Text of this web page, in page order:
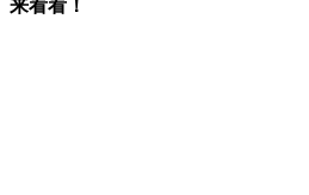
来看看！